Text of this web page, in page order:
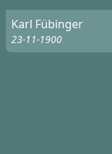
Karl Fübinger
23-11-1900